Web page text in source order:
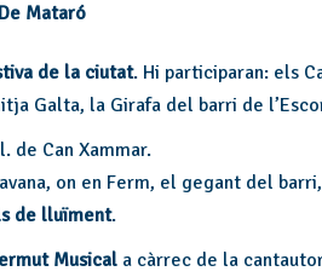
Mataró
de la ciutat. Hi participaran: els
Galta, la Girafa del barri de
de Can Xammar.
on en Ferm, el gegant del
de lluïment.
Musical a càrrec de la